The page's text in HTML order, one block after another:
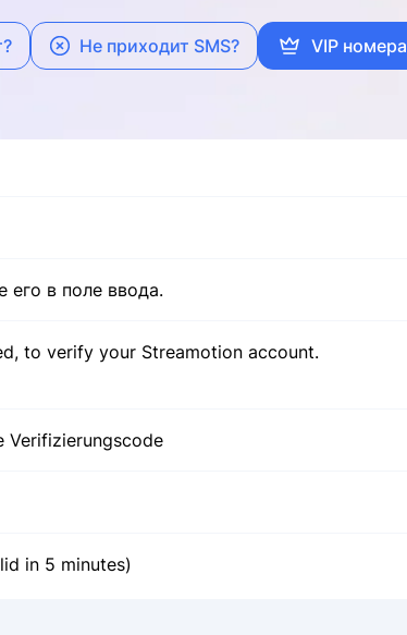
Не приходит SMS? VIP номера
его в поле ввода.
to verify your Streamotion account.
Verifizierungscode
in 5 minutes)